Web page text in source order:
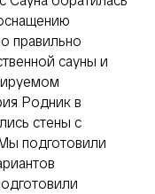
правильно
сауны и
Родник в
стены с
подготовили